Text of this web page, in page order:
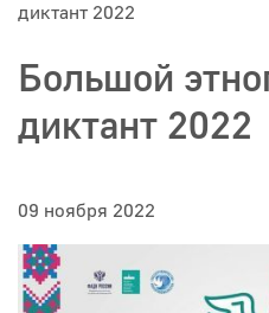
диктант 2022
Большой
диктант 2022
09 ноября 2022